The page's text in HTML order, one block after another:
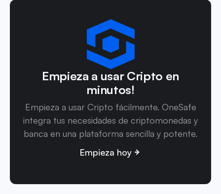
Empieza a usar Cripto en
minutos!
Empieza a usar Cripto fácilmente. OneSafe
integra tus necesidades de criptomonedas y
banca en una plataforma sencilla y potente.
Empieza hoy